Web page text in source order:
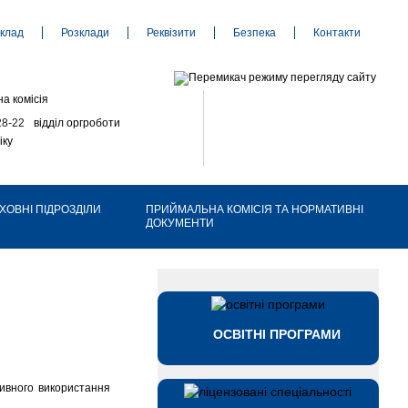
Розклади Реквізити Безпека Контакти
комісія
відділ оргроботи
22
ПІДРОЗДІЛИ
ПРИЙМАЛЬНА КОМІСІЯ ТА НОРМАТИВНІ
ДОКУМЕНТИ
ОСВІТНІ ПРОГРАМИ
використання